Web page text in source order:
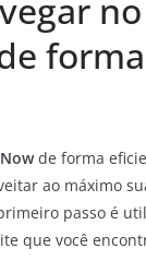
forma
de forma
ao máximo
passo é
que você